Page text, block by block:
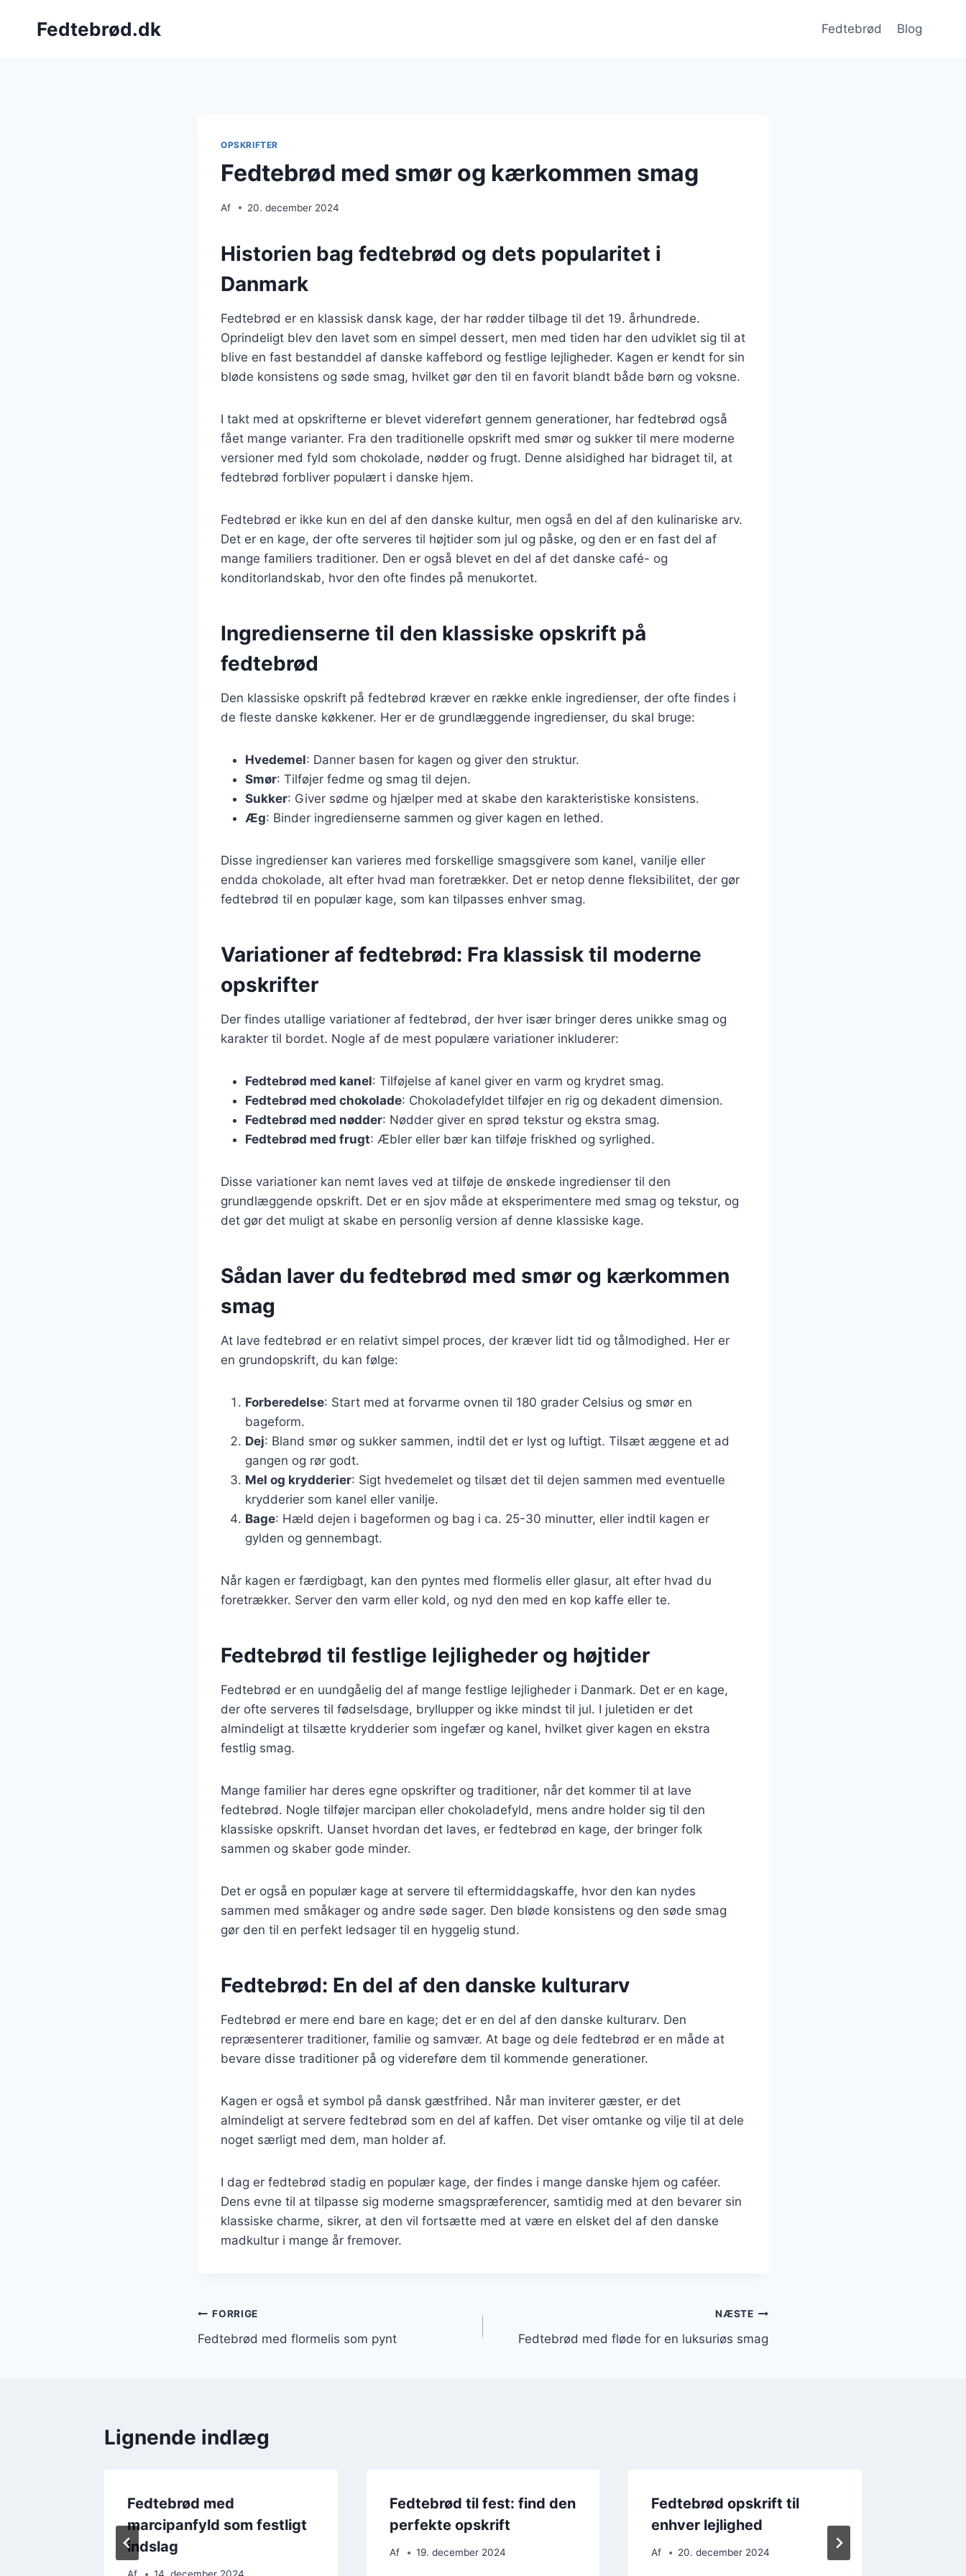
Fedtebrød.dk Fedtebrød Blog
OPSKRIFTER
Fedtebrød med smør og kærkommen smag
Af 20. december 2024
Historien bag fedtebrød og dets popularitet i
Danmark
Fedtebrød er en klassisk dansk kage, der har rødder tilbage til det 19. århundrede.
Oprindeligt blev den lavet som en simpel dessert, men med tiden har den udviklet sig til at
blive en fast bestanddel af danske kaffebord og festlige lejligheder. Kagen er kendt for sin
bløde konsistens og søde smag, hvilket gør den til en favorit blandt både børn og voksne.
I takt med at opskrifterne er blevet videreført gennem generationer, har fedtebrød også
fået mange varianter. Fra den traditionelle opskrift med smør og sukker til mere moderne
versioner med fyld som chokolade, nødder og frugt. Denne alsidighed har bidraget til, at
fedtebrød forbliver populært i danske hjem.
Fedtebrød er ikke kun en del af den danske kultur, men også en del af den kulinariske arv.
Det er en kage, der ofte serveres til højtider som jul og påske, og den er en fast del af
mange familiers traditioner. Den er også blevet en del af det danske café- og
konditorlandskab, hvor den ofte findes på menukortet.
Ingredienserne til den klassiske opskrift på
fedtebrød
Den klassiske opskrift på fedtebrød kræver en række enkle ingredienser, der ofte findes i
de fleste danske køkkener. Her er de grundlæggende ingredienser, du skal bruge:
Hvedemel: Danner basen for kagen og giver den struktur.
Smør: Tilføjer fedme og smag til dejen.
Sukker: Giver sødme og hjælper med at skabe den karakteristiske konsistens.
Æg: Binder ingredienserne sammen og giver kagen en lethed.
Disse ingredienser kan varieres med forskellige smagsgivere som kanel, vanilje eller
endda chokolade, alt efter hvad man foretrækker. Det er netop denne fleksibilitet, der gør
fedtebrød til en populær kage, som kan tilpasses enhver smag.
Variationer af fedtebrød: Fra klassisk til moderne
opskrifter
Der findes utallige variationer af fedtebrød, der hver især bringer deres unikke smag og
karakter til bordet. Nogle af de mest populære variationer inkluderer:
Fedtebrød med kanel: Tilføjelse af kanel giver en varm og krydret smag.
Fedtebrød med chokolade: Chokoladefyldet tilføjer en rig og dekadent dimension.
Fedtebrød med nødder: Nødder giver en sprød tekstur og ekstra smag.
Fedtebrød med frugt: Æbler eller bær kan tilføje friskhed og syrlighed.
Disse variationer kan nemt laves ved at tilføje de ønskede ingredienser til den
grundlæggende opskrift. Det er en sjov måde at eksperimentere med smag og tekstur, og
det gør det muligt at skabe en personlig version af denne klassiske kage.
Sådan laver du fedtebrød med smør og kærkommen
smag
At lave fedtebrød er en relativt simpel proces, der kræver lidt tid og tålmodighed. Her er
en grundopskrift, du kan følge:
Forberedelse: Start med at forvarme ovnen til 180 grader Celsius og smør en
bageform.
Dej: Bland smør og sukker sammen, indtil det er lyst og luftigt. Tilsæt æggene et ad
gangen og rør godt.
Mel og krydderier: Sigt hvedemelet og tilsæt det til dejen sammen med eventuelle
krydderier som kanel eller vanilje.
Bage: Hæld dejen i bageformen og bag i ca. 25-30 minutter, eller indtil kagen er
gylden og gennembagt.
Når kagen er færdigbagt, kan den pyntes med flormelis eller glasur, alt efter hvad du
foretrækker. Server den varm eller kold, og nyd den med en kop kaffe eller te.
Fedtebrød til festlige lejligheder og højtider
Fedtebrød er en uundgåelig del af mange festlige lejligheder i Danmark. Det er en kage,
der ofte serveres til fødselsdage, bryllupper og ikke mindst til jul. I juletiden er det
almindeligt at tilsætte krydderier som ingefær og kanel, hvilket giver kagen en ekstra
festlig smag.
Mange familier har deres egne opskrifter og traditioner, når det kommer til at lave
fedtebrød. Nogle tilføjer marcipan eller chokoladefyld, mens andre holder sig til den
klassiske opskrift. Uanset hvordan det laves, er fedtebrød en kage, der bringer folk
sammen og skaber gode minder.
Det er også en populær kage at servere til eftermiddagskaffe, hvor den kan nydes
sammen med småkager og andre søde sager. Den bløde konsistens og den søde smag
gør den til en perfekt ledsager til en hyggelig stund.
Fedtebrød: En del af den danske kulturarv
Fedtebrød er mere end bare en kage; det er en del af den danske kulturarv. Den
repræsenterer traditioner, familie og samvær. At bage og dele fedtebrød er en måde at
bevare disse traditioner på og videreføre dem til kommende generationer.
Kagen er også et symbol på dansk gæstfrihed. Når man inviterer gæster, er det
almindeligt at servere fedtebrød som en del af kaffen. Det viser omtanke og vilje til at dele
noget særligt med dem, man holder af.
I dag er fedtebrød stadig en populær kage, der findes i mange danske hjem og caféer.
Dens evne til at tilpasse sig moderne smagspræferencer, samtidig med at den bevarer sin
klassiske charme, sikrer, at den vil fortsætte med at være en elsket del af den danske
madkultur i mange år fremover.
Indlægsnavigation
FORRIGE
Fedtebrød med flormelis som pynt
NÆSTE
Fedtebrød med fløde for en luksuriøs smag
Lignende indlæg
Fedtebrød med
marcipanfyld som festligt
indslag
Fedtebrød til fest: find den
perfekte opskrift
Af 19. december 2024
Fedtebrød opskrift til
enhver lejlighed
Af 20. december 2024